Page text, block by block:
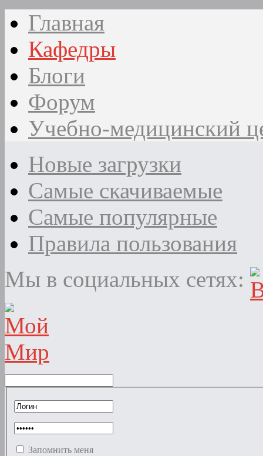
Главная
Кафедры
Блоги
Форум
Учебно-медицинский
Новые загрузки
Самые скачиваемые
Самые популярные
Правила пользования
Мы в социальных сетях:
Запомнить меня